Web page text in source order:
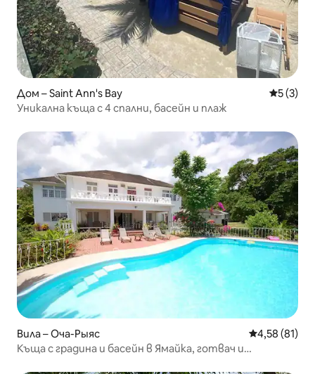
Дом – Saint Ann's Bay Средна
5 (3)
Уникална къща с 4 спални, басейн и плаж
Вила – Оча-Рыяс Средна
4,58 (81)
Къща с градина и басейн в Ямайка, готвач и